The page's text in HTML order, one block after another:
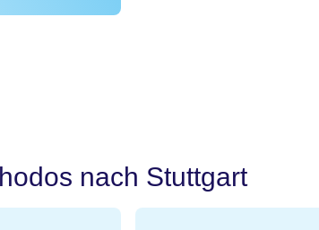
nach Stuttgart